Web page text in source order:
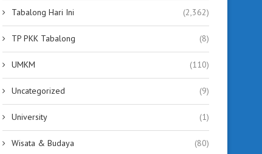
Tabalong Hari Ini (2,362)
TP PKK Tabalong (8)
UMKM (110)
Uncategorized (9)
University (1)
Wisata & Budaya (80)